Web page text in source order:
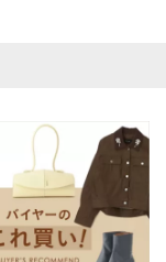
グレー
オレンジ
ピンク